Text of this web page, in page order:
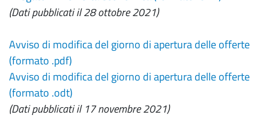
(Dati pubblicati il 28 ottobre 2021)
Avviso di modifica del giorno di apertura delle offerte
(formato .pdf)
Avviso di modifica del giorno di apertura delle offerte
(formato .odt)
(Dati pubblicati il 17 novembre 2021)